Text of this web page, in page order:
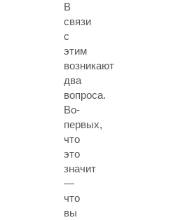
В
связи
с
этим
возникают
два
вопроса.
Во-
первых,
что
это
значит
—
что
вы